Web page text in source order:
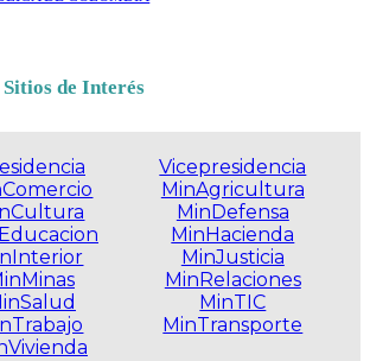
de Interés
Vicepresidencia
MinAgricultura
MinDefensa
MinHacienda
MinJusticia
MinRelaciones
MinTIC
MinTransporte